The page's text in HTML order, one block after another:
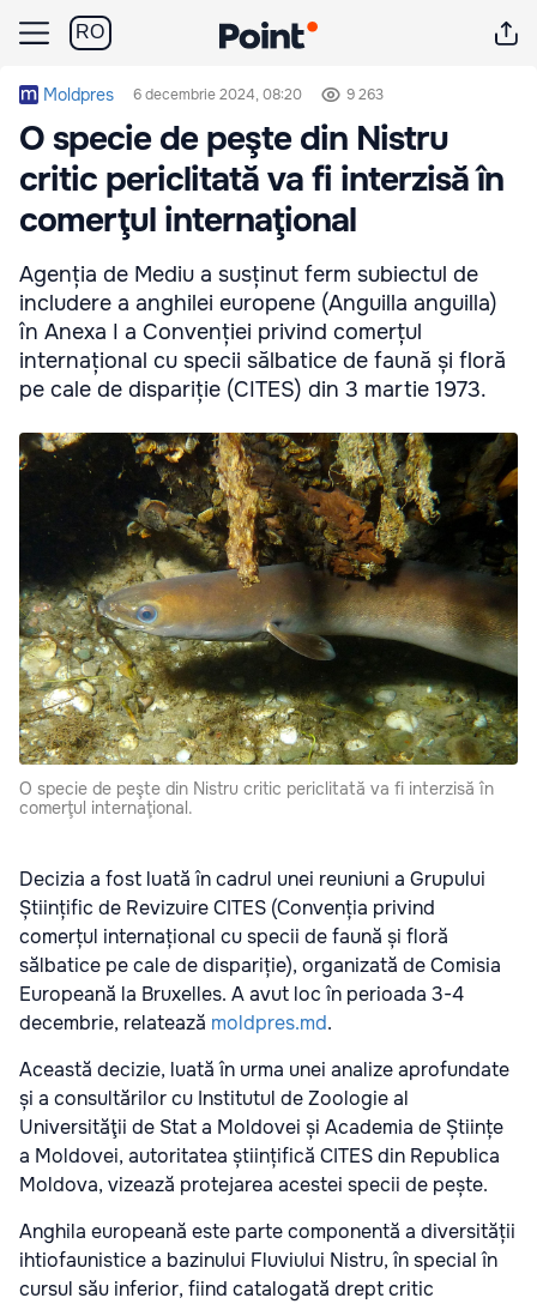
RO
Moldpres 6 decembrie 2024, 08:20 9 263
O specie de peşte din Nistru
critic periclitată va fi interzisă în
comerţul internaţional
Agenția de Mediu a susținut ferm subiectul de
includere a anghilei europene (Anguilla anguilla)
în Anexa I a Convenției privind comerțul
internațional cu specii sălbatice de faună și floră
pe cale de dispariție (CITES) din 3 martie 1973.
O specie de peşte din Nistru critic periclitată va fi interzisă în
comerţul internaţional.
Decizia a fost luată în cadrul unei reuniuni a Grupului
Științific de Revizuire CITES (Convenția privind
comerțul internațional cu specii de faună și floră
sălbatice pe cale de dispariție), organizată de Comisia
Europeană la Bruxelles. A avut loc în perioada 3-4
decembrie, relatează moldpres.md.
Această decizie, luată în urma unei analize aprofundate
și a consultărilor cu Institutul de Zoologie al
Universităţii de Stat a Moldovei și Academia de Științe
a Moldovei, autoritatea științifică CITES din Republica
Moldova, vizează protejarea acestei specii de pește.
Anghila europeană este parte componentă a diversității
ihtiofaunistice a bazinului Fluviului Nistru, în special în
cursul său inferior, fiind catalogată drept critic